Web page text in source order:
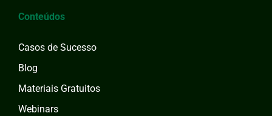
Conteúdos
Casos de Sucesso
Blog
Materiais Gratuitos
Webinars